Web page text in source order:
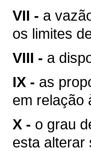
VII - a
os limites
VIII - a
IX - as
em relação
X - o grau
esta alterar